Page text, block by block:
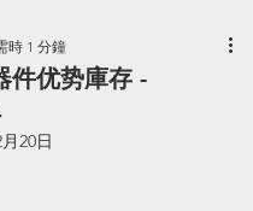
件优势庫存 -
時 1 分鐘
20日